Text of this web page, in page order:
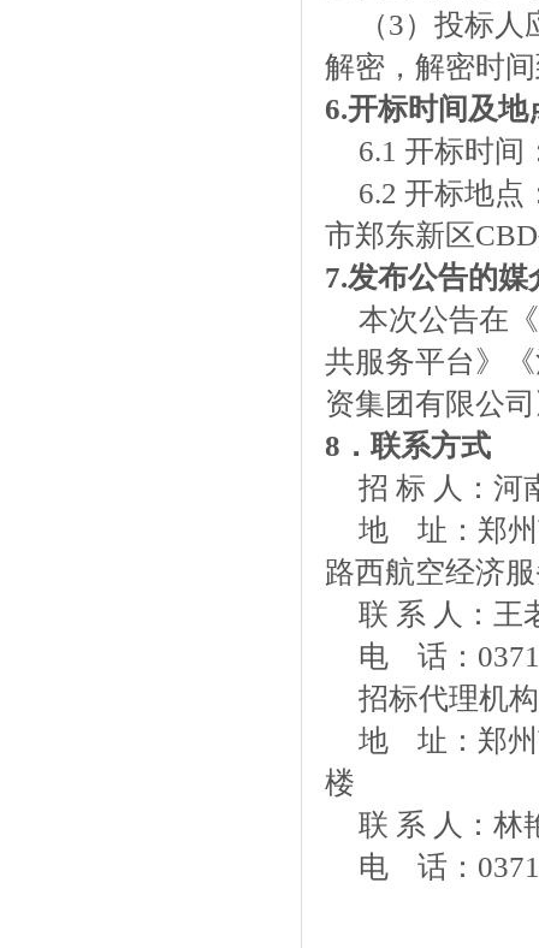
（3）投标人
解密，解密时
6.开标时间及地
6.1 开标时间
6.2 开标地点
市郑东新区
7.发布公告的媒
本次公告在
共服务平台》
资集团有限公
8 ．联系方式
招 标 人：河
地
址：郑
路西航空经济
联 系 人：王
电
话：
招标代理机
地
址：郑
楼
联 系 人： 林
电
话：